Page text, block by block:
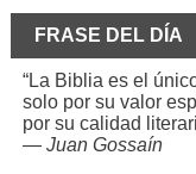
FRASE DEL DÍA
“La Biblia es el
solo por su valor
por su calidad
— Juan Gossaín